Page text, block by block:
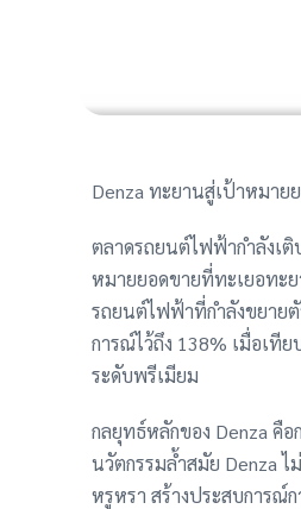
Denza ทะยานสู่เป้าหมาย
ตลาดรถยนต์ไฟฟ้ากำลังเติ
หมายยอดขายที่ทะเยอทะ
รถยนต์ไฟฟ้าที่กำลังขยาย
การณ์ไว้ถึง 138% เมื่อเที
ระดับพรีเมียม
กลยุทธ์หลักของ Denza คื
นวัตกรรมล้ำสมัย Denza
หรูหรา สร้างประสบการณ์